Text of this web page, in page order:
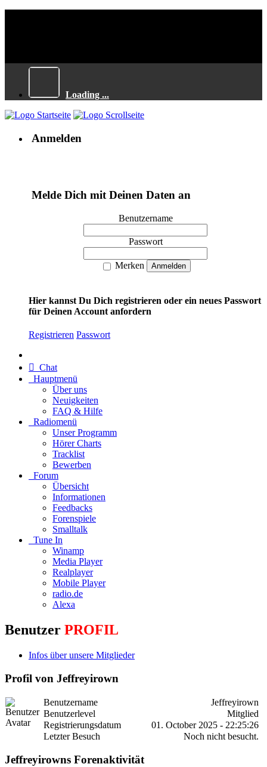
Loading ...
Anmelden
Melde Dich mit Deinen Daten an
Benutzername
Passwort
Merken
Hier kannst Du Dich registrieren oder ein neues Passwort
für Deinen Account anfordern
Registrieren Passwort
Chat
Hauptmenü
Über uns
Neuigkeiten
FAQ & Hilfe
Radiomenü
Unser Programm
Hörer Charts
Tracklist
Bewerben
Forum
Übersicht
Informationen
Feedbacks
Forenspiele
Smalltalk
Tune In
Winamp
Media Player
Realplayer
Mobile Player
radio.de
Alexa
Benutzer PROFIL
Infos über unsere Mitglieder
Profil von Jeffreyirown
Benutzername
Jeffreyirown
Benutzerlevel
Mitglied
Registrierungsdatum
01. October 2025 - 22:25:26
Letzter Besuch
Noch nicht besucht.
Jeffreyirowns Forenaktivität